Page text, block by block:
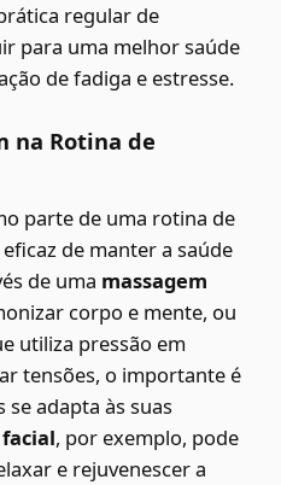
regular de
para uma melhor saúde
de fadiga e estresse.
na Rotina de
parte de uma rotina de
de manter a saúde
de uma massagem
corpo e mente, ou
utiliza pressão em
tensões, o importante é
adapta às suas
, por exemplo, pode
e rejuvenescer a